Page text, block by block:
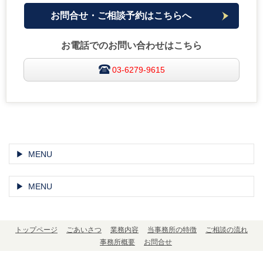
お問合せ・ご相談予約はこちらへ
お電話でのお問い合わせはこちら
03-6279-9615
MENU
MENU
トップページ ごあいさつ 業務内容 当事務所の特徴
ご相談の流れ
事務所概要
お問合せ